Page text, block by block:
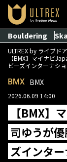
Bouldering
ULTREX by ライブド
【BMX】マイナビ
ビーズインターナシ
BMX BMX
2026.06.09 14:00
【BMX】
司ゆうが
ズインタ